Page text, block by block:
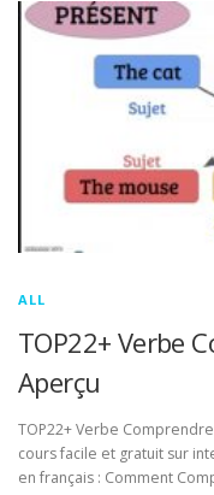
ALL
TOP22+ Verbe
Aperçu
TOP22+ Verbe
cours facile et gratuit sur
en français : Comment